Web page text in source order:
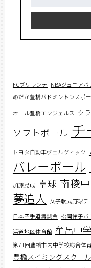
FCブリランテ NBAジュニア
めだか豊橋バドミントンスポ
オール豊橋エンジェルス ク
ソフトボール チ
トヨタ自動車ヴェルヴィッツ
バレーボール
加藤晃成 卓球 南稜
夢追人 女子軟式野球チ
日本空手道濤誠会 松岡怜子バ
浜道地区体育館 牟呂中
第71回豊橋市内中学校総合体
豊橋スイミングスクール